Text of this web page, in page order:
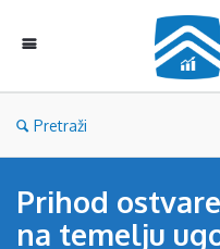
Pretraži
Prihod
na temelju